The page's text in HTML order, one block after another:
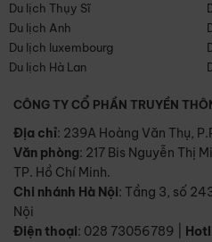
Du lịch Thụy Sĩ
Du lịch Anh
Du lịch luxembourg
Du lịch Hà Lan
CÔNG TY CỔ PHẦN TRUYỀN
Địa chỉ: 239A Hoàng Văn Thụ,
Văn phòng: 217 Bis Nguyễn Thị
TP. Hồ Chí Minh.
Chi nhánh Hà Nội: Tầng 3, số
Nội
Điện thoại: 028 73056789